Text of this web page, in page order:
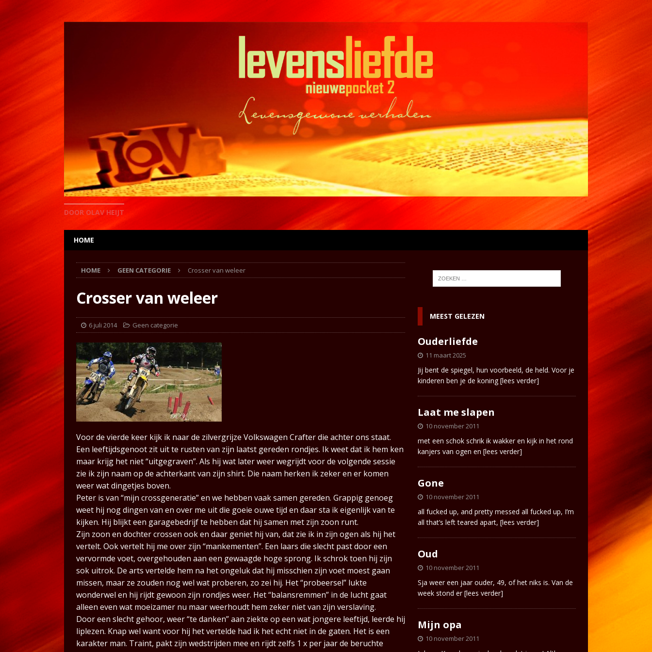
DOOR OLAV HEIJT
HOME
HOME GEEN CATEGORIE Crosser van weleer
Crosser van weleer
6 juli 2014 Geen categorie
Voor de vierde keer kijk ik naar de zilvergrijze Volkswagen Crafter die achter ons staat.
Een leeftijdsgenoot zit uit te rusten van zijn laatst gereden rondjes. Ik weet dat ik hem ken
maar krijg het niet “uitgegraven”. Als hij wat later weer wegrijdt voor de volgende sessie
zie ik zijn naam op de achterkant van zijn shirt. Die naam herken ik zeker en er komen
weer wat dingetjes boven.
Peter is van “mijn crossgeneratie” en we hebben vaak samen gereden. Grappig genoeg
weet hij nog dingen van en over me uit die goeie ouwe tijd en daar sta ik eigenlijk van te
kijken. Hij blijkt een garagebedrijf te hebben dat hij samen met zijn zoon runt.
Zijn zoon en dochter crossen ook en daar geniet hij van, dat zie ik in zijn ogen als hij het
vertelt. Ook vertelt hij me over zijn “mankementen”. Een laars die slecht past door een
vervormde voet, overgehouden aan een gewaagde hoge sprong. Ik schrok toen hij zijn
sok uitrok. De arts vertelde hem na het ongeluk dat hij misschien zijn voet moest gaan
missen, maar ze zouden nog wel wat proberen, zo zei hij. Het “probeersel” lukte
wonderwel en hij rijdt gewoon zijn rondjes weer. Het “balansremmen” in de lucht gaat
alleen even wat moeizamer nu maar weerhoudt hem zeker niet van zijn verslaving.
Door een slecht gehoor, weer “te danken” aan ziekte op een wat jongere leeftijd, leerde hij
liplezen. Knap wel want voor hij het vertelde had ik het echt niet in de gaten. Het is een
karakter man. Traint, pakt zijn wedstrijden mee en rijdt zelfs 1 x per jaar de beruchte
MEEST GELEZEN
Ouderliefde
11 maart 2025
Jij bent de spiegel, hun voorbeeld, de held. Voor je
kinderen ben je de koning[lees verder]
Laat me slapen
10 november 2011
met een schok schrik ik wakker en kijk in het rond
kanjers van ogen en [lees verder]
Gone
10 november 2011
all fucked up, and pretty messed all fucked up, I’m
all that’s left teared apart, [lees verder]
Oud
10 november 2011
Sja weer een jaar ouder, 49, of het niks is. Van de
week stond er[lees verder]
Mijn opa
10 november 2011